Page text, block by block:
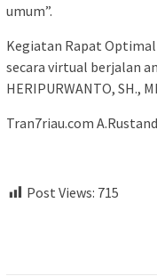
umum”.
Kegiatan Rapat
secara virtual berjalan
HERIPURWANTO, SH.,
Tran7riau.com
Post Views: 715